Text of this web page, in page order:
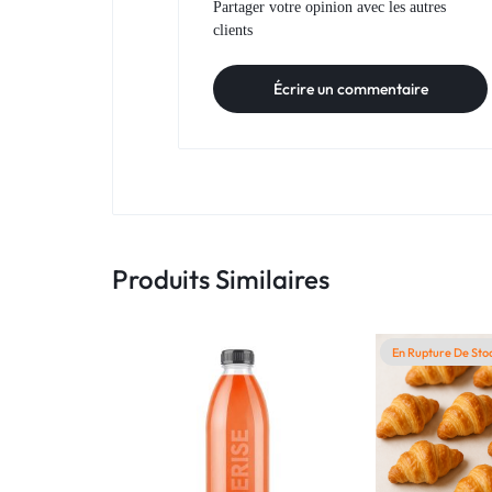
Partager votre opinion avec les autres
clients
Écrire un commentaire
Produits Similaires
En Rupture De